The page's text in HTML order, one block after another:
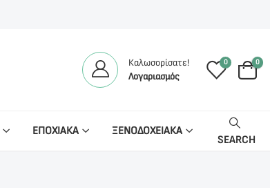
Καλωσορίσατε!
Λογαριασμός
0 0
ΕΠΟΧΙΑΚΑ ΞΕΝΟΔΟΧΕΙΑΚΑ
SEARCH